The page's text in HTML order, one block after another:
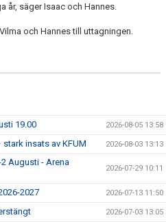
år, säger Isaac och Hannes.
och Hannes till uttagningen.
19.00 2026-08-05 13:58
insats av KFUM 2026-08-03 13:13
Augusti - Arena
2026-07-29 10:11
2027 2026-07-13 11:50
2026-07-03 13:05